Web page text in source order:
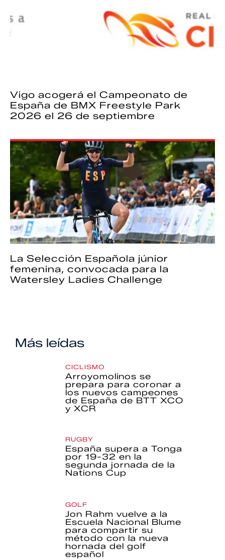
Vigo acogerá el Campeonato de
España de BMX Freestyle Park
2026 el 26 de septiembre
La Selección Española júnior
femenina, convocada para la
Watersley Ladies Challenge
Más leídas
CICLISMO
Arroyomolinos se
prepara para coronar a
los nuevos campeones
de España de BTT XCO
y XCR
RUGBY
España supera a Tonga
por 19-32 en la
segunda jornada de la
Nations Cup
GOLF
Jon Rahm vuelve a la
Escuela Nacional Blume
para compartir su
método con la nueva
hornada del golf
español